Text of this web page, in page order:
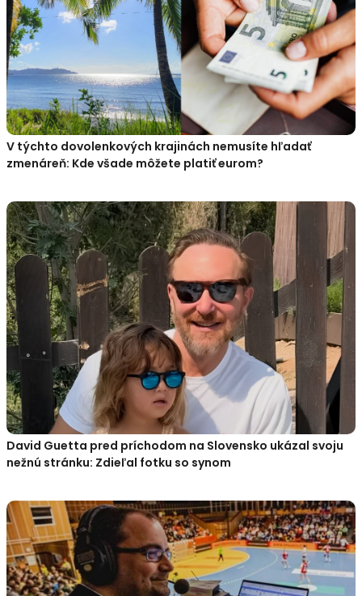
V týchto dovolenkových krajinách nemusíte hľadať
zmenáreň: Kde všade môžete platiť eurom?
David Guetta pred príchodom na Slovensko ukázal svoju
nežnú stránku: Zdieľal fotku so synom